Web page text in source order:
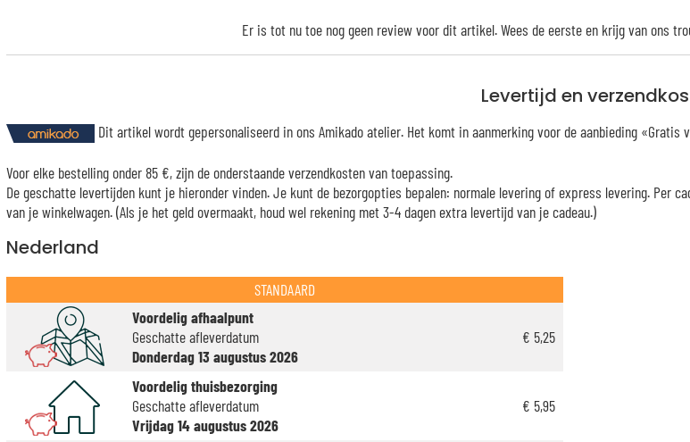
Er is tot nu toe nog geen review voor dit artikel. Wees de eerste en krijg van ons
Levertijd en
Dit artikel wordt gepersonaliseerd in ons Amikado atelier. Het komt in aanmerking voor de aanbieding «Gratis
Voor elke bestelling onder 85 €, zijn de onderstaande verzendkosten van toepassing.
De geschatte levertijden kunt je hieronder vinden. Je kunt de bezorgopties bepalen: normale levering of express levering. Per
van je winkelwagen. (Als je het geld overmaakt, houd wel rekening met 3-4 dagen extra levertijd van je cadeau.)
Nederland
STANDAARD
Voordelig afhaalpunt
Geschatte afleverdatum
Donderdag 13 augustus 2026
€ 5,25
Voordelig thuisbezorging
Geschatte afleverdatum
Vrijdag 14 augustus 2026
€ 5,95